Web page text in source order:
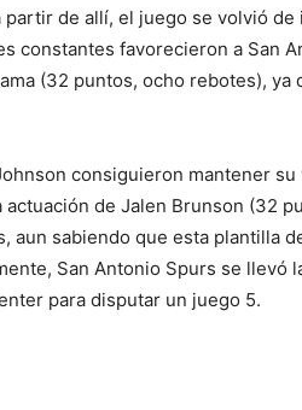
partir de allí, el juego se volvió
constantes favorecieron a San
(32 puntos, ocho rebotes),
consiguieron mantener
actuación de Jalen Brunson (32
aun sabiendo que esta plantilla
San Antonio Spurs se llevó
para disputar un juego 5.